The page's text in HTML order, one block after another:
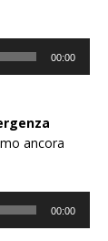
00:00
ancora
00:00